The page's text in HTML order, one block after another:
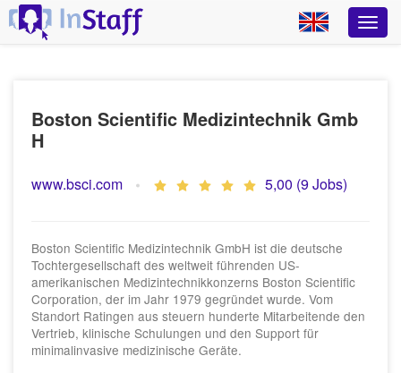
Boston Scientific Medizintechnik Gmb
H
www.bsci.com 5,00 (9 Jobs)
Boston Scientific Medizintechnik GmbH ist die deutsche
Tochtergesellschaft des weltweit führenden US-
amerikanischen Medizintechnikkonzerns Boston Scientific
Corporation, der im Jahr 1979 gegründet wurde. Vom
Standort Ratingen aus steuern hunderte Mitarbeitende den
Vertrieb, klinische Schulungen und den Support für
minimalinvasive medizinische Geräte.